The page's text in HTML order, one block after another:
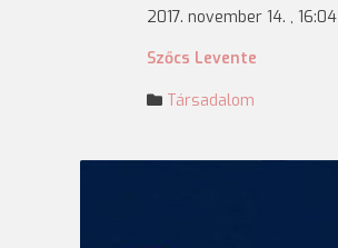
2017. november 14. , 16:04
Szőcs Levente
Társadalom